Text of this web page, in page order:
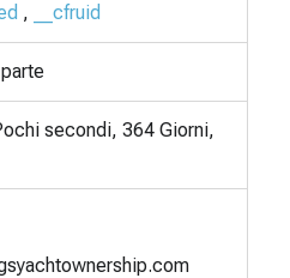
, __cfruid
secondi, 364 Giorni,